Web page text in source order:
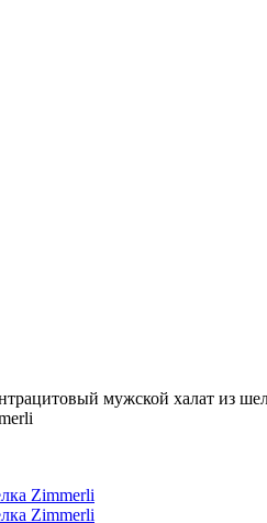
мужской халат из